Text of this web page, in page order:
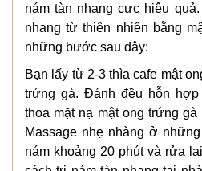
nám tàn nhang cực hiệu
nhang từ thiên nhiên bằng
những bước sau đây:
Bạn lấy từ 2-3 thìa cafe mật
trứng gà. Đánh đều hỗn
thoa mặt nạ mật ong trứng gà
Massage nhẹ nhàng ở
nám khoảng 20 phút và rửa